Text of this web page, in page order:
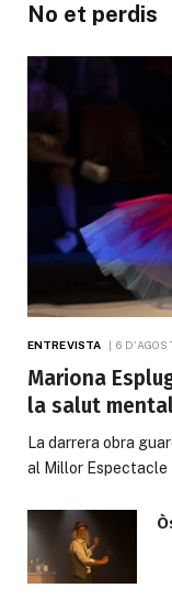
No et perdis
ENTREVISTA 6
Mariona
la salut
La darrera obra
al Millor